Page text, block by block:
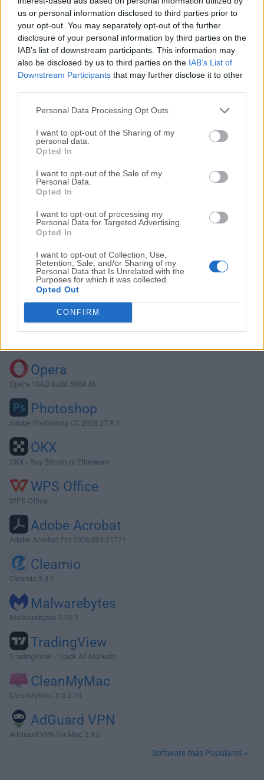
us or personal information disclosed to third parties prior to
your opt-out. You may separately opt-out of the further
disclosure of your personal information by third parties on the
IAB’s list of downstream participants. This information may
also be disclosed by us to third parties on the IAB’s List of
Downstream Participants that may further disclose it to other
Personal Data Processing Opt Outs
I want to opt-out of the Sharing of my
personal data.
Opted In
I want to opt-out of the Sale of my
Personal Data.
Opted In
I want to opt-out of processing my
Personal Data for Targeted Advertising.
Opted In
I want to opt-out of Collection, Use,
Retention, Sale, and/or Sharing of my
Personal Data that Is Unrelated with the
Purposes for which it was collected.
Opted Out
CONFIRM
Nos encantaría saber de ti
Si tienes alguna pregunta o idea que desees compartir
con nosotros, dirígete a nuestrapágina de contactoy
háznoslo saber. ¡Valoramos tu opinión!
Descargar Shotcut 18.09.13
¿Por qué se publica esta aplicación en FileHorse? (
información
Opera
Opera 134.0 Build 5954.46
Photoshop
Adobe Photoshop CC 2026 27.9.1
OKX
OKX - Buy Bitcoin or Ethereum
WPS Office
WPS Office
Adobe Acrobat
Adobe Acrobat Pro 2026.001.21771
Cleamio
Cleamio 3.4.0
Malwarebytes
Malwarebytes 5.25.2
TradingView
TradingView - Track All Markets
CleanMyMac
CleanMyMac X 5.2.10
AdGuard VPN
AdGuard VPN for Mac 2.9.0
Software más Populares »